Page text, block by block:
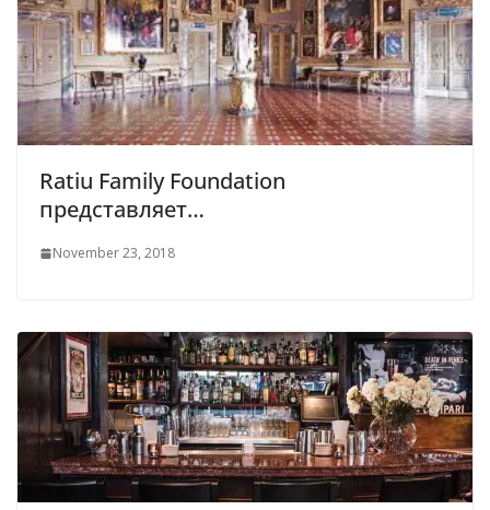
Ratiu Family Foundation
представляет…
November 23, 2018